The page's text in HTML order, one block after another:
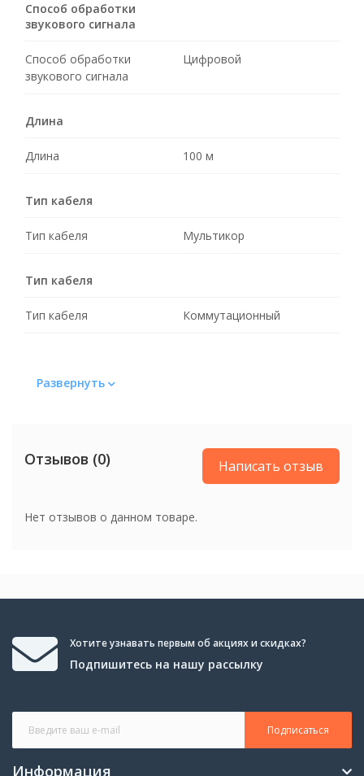
Способ обработки
звукового сигнала
Способ обработки
звукового сигнала
Цифровой
Длина
Длина 100 м
Тип кабеля
Тип кабеля Мультикор
Тип кабеля
Тип кабеля Коммутационный
Развернуть
Отзывов (0) Написать отзыв
Нет отзывов о данном товаре.
Хотите узнавать первым об акциях и скидках?
Подпишитесь на нашу рассылку
Подписаться
Информация